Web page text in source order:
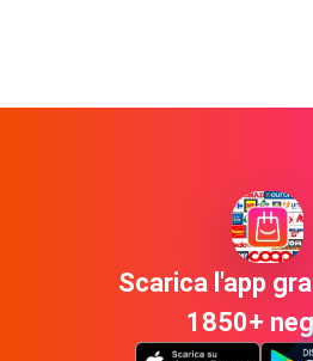
Scarica l'app
1850+